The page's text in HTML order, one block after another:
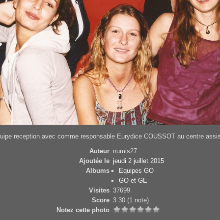
reception avec comme responsable Eurydice COUSSOT au centre
Auteur numis27
Ajoutée le jeudi 2 juillet 2015
Albums
Equipes GO
GO et GE
Visites 37699
Score 3.30 (1 note)
Notez cette photo